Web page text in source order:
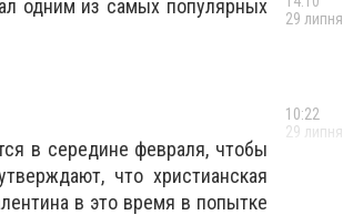
одним из самых популярных
в середине февраля, чтобы
что христианская
в это время в попытке
29 липня
10:22
29 липня